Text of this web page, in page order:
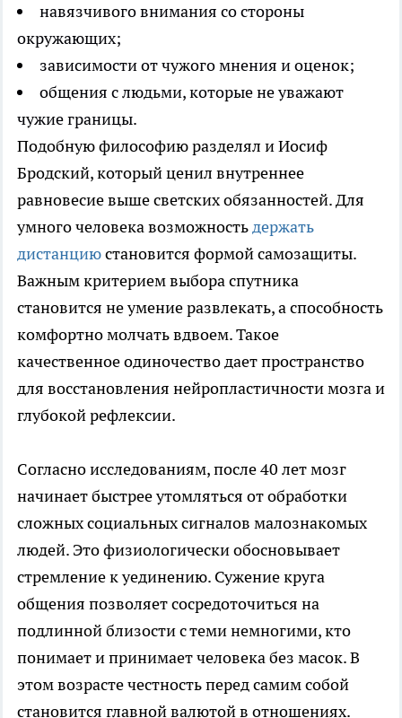
навязчивого внимания со стороны
окружающих;
зависимости от чужого мнения и оценок;
общения с людьми, которые не уважают
чужие границы.
Подобную философию разделял и Иосиф
Бродский, который ценил внутреннее
равновесие выше светских обязанностей. Для
умного человека возможностьдержать
дистанциюстановится формой самозащиты.
Важным критерием выбора спутника
становится не умение развлекать, а способность
комфортно молчать вдвоем. Такое
качественное одиночество дает пространство
для восстановления нейропластичности мозга и
глубокой рефлексии.
Согласно исследованиям, после 40 лет мозг
начинает быстрее утомляться от обработки
сложных социальных сигналов малознакомых
людей. Это физиологически обосновывает
стремление к уединению. Сужение круга
общения позволяет сосредоточиться на
подлинной близости с теми немногими, кто
понимает и принимает человека без масок. В
этом возрасте честность перед самим собой
становится главной валютой в отношениях.